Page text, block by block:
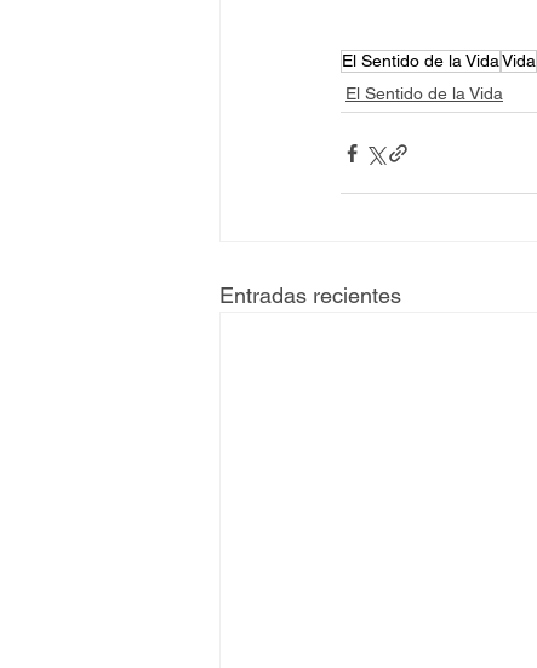
El Sentido de la VidaVida
El Sentido de la Vida
Entradas recientes